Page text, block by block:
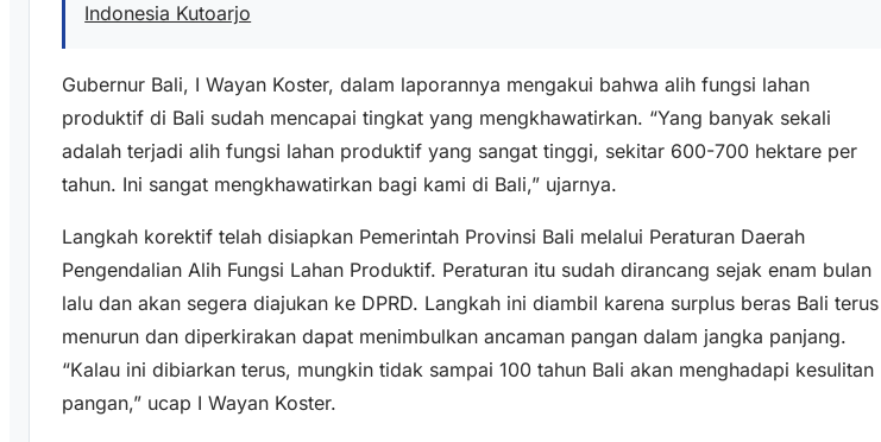
Indonesia Kutoarjo
Gubernur Bali, I Wayan Koster, dalam laporannya mengakui bahwa alih fungsi lahan
produktif di Bali sudah mencapai tingkat yang mengkhawatirkan. “Yang banyak sekali
adalah terjadi alih fungsi lahan produktif yang sangat tinggi, sekitar 600-700 hektare per
tahun. Ini sangat mengkhawatirkan bagi kami di Bali,” ujarnya.
Langkah korektif telah disiapkan Pemerintah Provinsi Bali melalui Peraturan Daerah
Pengendalian Alih Fungsi Lahan Produktif. Peraturan itu sudah dirancang sejak enam bulan
lalu dan akan segera diajukan ke DPRD. Langkah ini diambil karena surplus beras Bali terus
menurun dan diperkirakan dapat menimbulkan ancaman pangan dalam jangka panjang.
“Kalau ini dibiarkan terus, mungkin tidak sampai 100 tahun Bali akan menghadapi kesulitan
pangan,” ucap I Wayan Koster.